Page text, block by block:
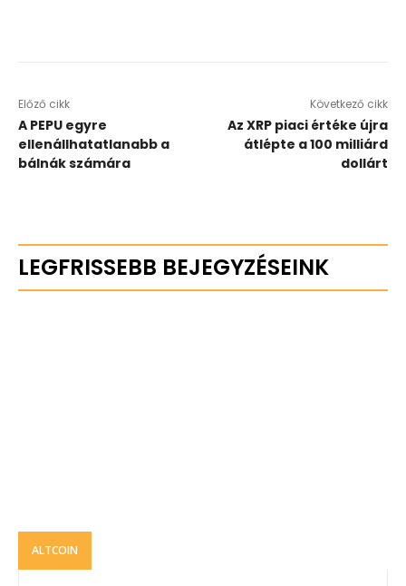
Előző cikk
A PEPU egyre
ellenállhatatlanabb a
bálnák számára
Következő cikk
Az XRP piaci értéke újra
átlépte a 100 milliárd
dollárt
LEGFRISSEBB BEJEGYZÉSEINK
ALTCOIN